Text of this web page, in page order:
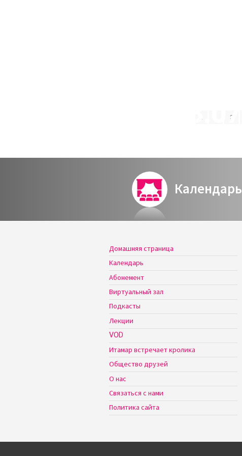
2
Календарь
Домашняя страница
Календарь
Абонемент
Виртуальный зал
Подкасты
Лекции
VOD
Итамар встречает кролика
Общество друзей
О нас
Связаться с нами
Политика сайта